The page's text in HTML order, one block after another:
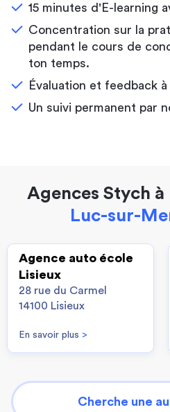
15 minutes d'E-learning
Concentration sur la
pendant le cours de
ton temps.
Évaluation et feedback
Un suivi permanent par
Agences Stych
Luc-sur-
Agence auto école
Lisieux
28 rue du Carmel
14100 Lisieux
En savoir plus >
Cherche une